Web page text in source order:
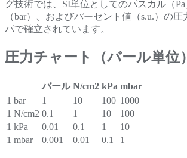
グ技術では、SI単位としてのパスカル（
（bar）、およびパーセント値（s.u.）の
パで確立されています。
圧力チャート（バール単位）
バール N/cm2 kPa mbar
1 bar
1 10 100 1000
1 N/cm2 0.1 1 10
100
1 kPa
0.01 0.1 1
10
1 mbar
0.001 0.01 0.1 1